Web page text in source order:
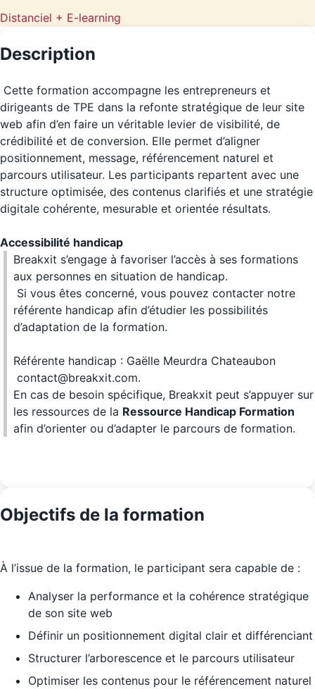
Distanciel + E-learning
Description
Cette formation accompagne les entrepreneurs et
dirigeants de TPE dans la refonte stratégique de leur site
web afin d’en faire un véritable levier de visibilité, de
crédibilité et de conversion. Elle permet d’aligner
positionnement, message, référencement naturel et
parcours utilisateur. Les participants repartent avec une
structure optimisée, des contenus clarifiés et une stratégie
digitale cohérente, mesurable et orientée résultats.
Accessibilité handicap
Breakxit s’engage à favoriser l’accès à ses formations
aux personnes en situation de handicap.
Si vous êtes concerné, vous pouvez contacter notre
référente handicap afin d’étudier les possibilités
d’adaptation de la formation.
Référente handicap : Gaëlle Meurdra Chateaubon
contact@breakxit.com.
En cas de besoin spécifique, Breakxit peut s’appuyer sur
les ressources de la Ressource Handicap Formation
afin d’orienter ou d’adapter le parcours de formation.
Objectifs de la formation
À l’issue de la formation, le participant sera capable de :
Analyser la performance et la cohérence stratégique
de son site web
Définir un positionnement digital clair et différenciant
Structurer l’arborescence et le parcours utilisateur
Optimiser les contenus pour le référencement naturel